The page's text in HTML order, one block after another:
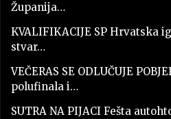
Županija…
KVALIFIKACIJE SP Hrvatska
stvar…
VEČERAS SE ODLUČUJE
polufinala i…
SUTRA NA PIJACI Fešta